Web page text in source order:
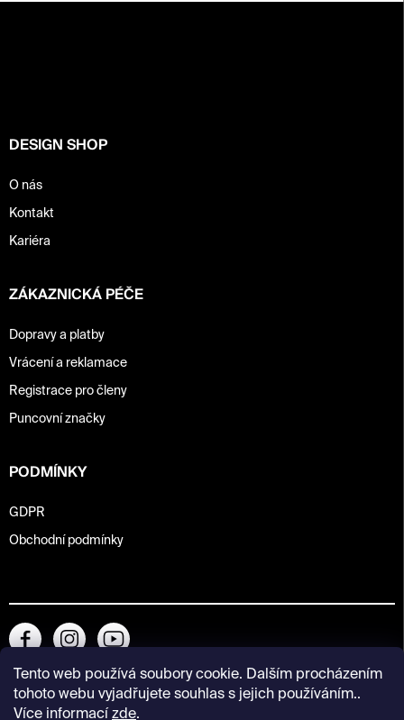
Tento web používá soubory cookie. Dalším procházením
tohoto webu vyjadřujete souhlas s jejich používáním..
Více informací zde.
DESIGN SHOP
O nás
Kontakt
Kariéra
ZÁKAZNICKÁ PÉČE
Dopravy a platby
Vrácení a reklamace
Registrace pro členy
Puncovní značky
PODMÍNKY
GDPR
Obchodní podmínky